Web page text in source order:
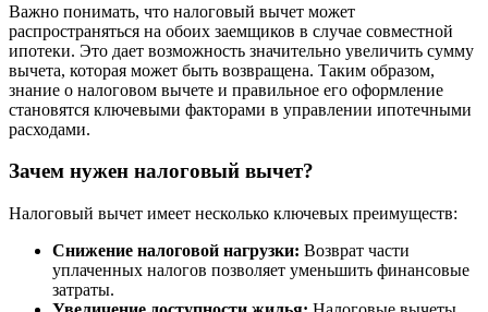
Важно понимать, что налоговый вычет может
распространяться на обоих заемщиков в случае совместной
ипотеки. Это дает возможность значительно увеличить сумму
вычета, которая может быть возвращена. Таким образом,
знание о налоговом вычете и правильное его оформление
становятся ключевыми факторами в управлении ипотечными
расходами.
Зачем нужен налоговый вычет?
Налоговый вычет имеет несколько ключевых преимуществ:
Снижение налоговой нагрузки: Возврат части
уплаченных налогов позволяет уменьшить финансовые
затраты.